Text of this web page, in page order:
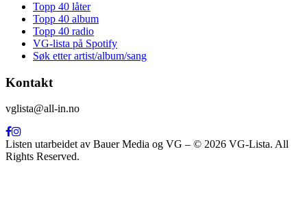
Topp 40 låter
Topp 40 album
Topp 40 radio
VG-lista på Spotify
Søk etter artist/album/sang
Kontakt
vglista@all-in.no
Listen utarbeidet av Bauer Media og VG – © 2026 VG-Lista. All
Rights Reserved.